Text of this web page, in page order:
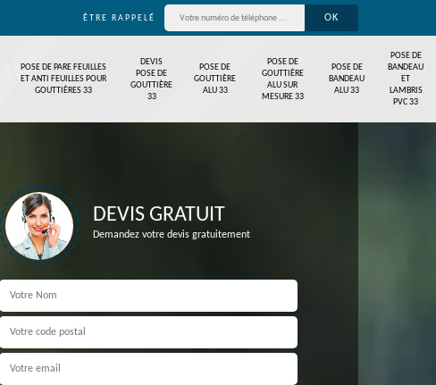
ÊTRE RAPPELÉ
POSE DE PARE FEUILLES
ET ANTI FEUILLES POUR
GOUTTIÈRES 33
DEVIS
POSE DE
GOUTTIÈRE
33
POSE DE
GOUTTIÈRE
ALU 33
POSE DE
GOUTTIÈRE
ALU SUR
MESURE 33
POSE DE
BANDEAU
ALU 33
POSE DE
BANDEAU
ET
LAMBRIS
PVC 33
DEVIS GRATUIT
Demandez votre devis gratuitement